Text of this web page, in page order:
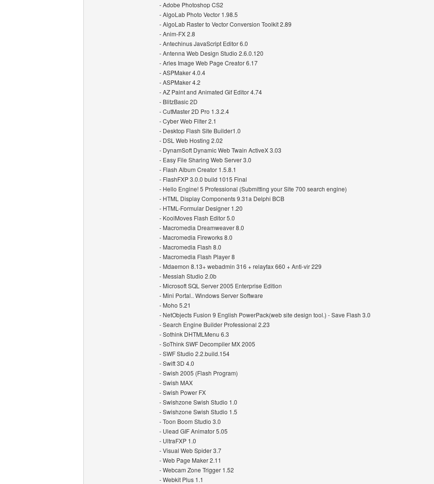
- Adobe Photoshop CS2
- AlgoLab Photo Vector 1.98.5
- AlgoLab Raster to Vector Conversion Toolkit 2.89
- Anim-FX 2.8
- Antechinus JavaScript Editor 6.0
- Antenna Web Design Studio 2.6.0.120
- Arles Image Web Page Creator 6.17
- ASPMaker 4.0.4
- ASPMaker 4.2
- AZ Paint and Animated Gif Editor 4.74
- BlitzBasic 2D
- CutMaster 2D Pro 1.3.2.4
- Cyber Web Filter 2.1
- Desktop Flash Site Builder1.0
- DSL Web Hosting 2.02
- DynamSoft Dynamic Web Twain ActiveX 3.03
- Easy File Sharing Web Server 3.0
- Flash Album Creator 1.5.8.1
- FlashFXP 3.0.0 build 1015 Final
- Hello Engine! 5 Professional (Submitting your Site 700 search engine)
- HTML Display Components 9.31a Delphi BCB
- HTML-Formular Designer 1.20
- KoolMoves Flash Editor 5.0
- Macromedia Dreamweaver 8.0
- Macromedia Fireworks 8.0
- Macromedia Flash 8.0
- Macromedia Flash Player 8
- Mdaemon 8.13+ webadmin 316 + relayfax 660 + Anti-vir 229
- Messiah Studio 2.0b
- Microsoft SQL Server 2005 Enterprise Edition
- Mini Portal.. Windows Server Software
- Moho 5.21
- NetObjects Fusion 9 English PowerPack(web site design tool.) - Save Flash 3.0
- Search Engine Builder Professional 2.23
- Sothink DHTMLMenu 6.3
- SoThink SWF Decompiler MX 2005
- SWF Studio 2.2.build.154
- Swift 3D 4.0
- Swish 2005 (Flash Program)
- Swish MAX
- Swish Power FX
- Swishzone Swish Studio 1.0
- Swishzone Swish Studio 1.5
- Toon Boom Studio 3.0
- Ulead GIF Animator 5.05
- UltraFXP 1.0
- Visual Web Spider 3.7
- Web Page Maker 2.11
- Webcam Zone Trigger 1.52
- Webkit Plus 1.1